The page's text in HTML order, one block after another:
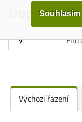
Doporučené
Výchozí řazení